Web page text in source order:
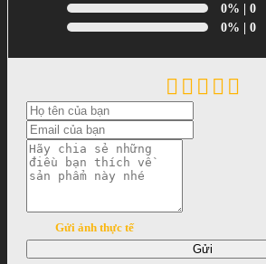
0% | 0
0% | 0
Gửi ảnh thực tế
Gửi